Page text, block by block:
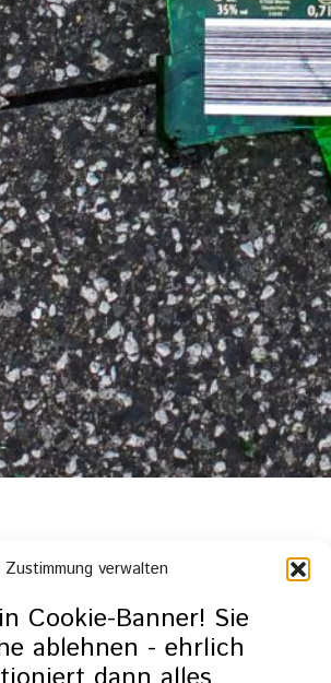
Zustimmung verwalten
Cookie-Banner! Sie
ablehnen - ehrlich